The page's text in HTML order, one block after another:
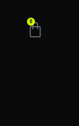
0